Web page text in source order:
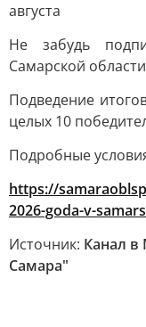
августа
Не забудь
Самарской
Подведение
целых 10
Подробные
https://
2026-goda-v-
Источник: Канал
Самара"